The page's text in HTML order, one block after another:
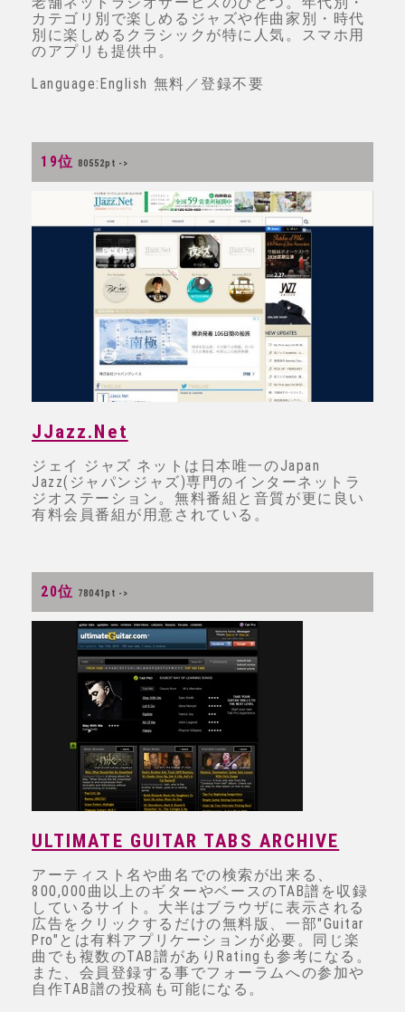
カテゴリ別で楽しめるジャズや作曲家別・時代
別に楽しめるクラシックが特に人気。スマホ用
のアプリも提供中。
Language:English 無料／登録不要
19位 80552pt ->
JJazz.Net
ジェイ ジャズ ネットは日本唯一のJapan
Jazz(ジャパンジャズ)専門のインターネットラ
ジオステーション。無料番組と音質が更に良い
有料会員番組が用意されている。
20位 78041pt ->
ULTIMATE GUITAR TABS ARCHIVE
アーティスト名や曲名での検索が出来る、
800,000曲以上のギターやベースのTAB譜を収録
しているサイト。大半はブラウザに表示される
広告をクリックするだけの無料版、一部"Guitar
Pro"とは有料アプリケーションが必要。同じ楽
曲でも複数のTAB譜がありRatingも参考になる。
また、会員登録する事でフォーラムへの参加や
自作TAB譜の投稿も可能になる。